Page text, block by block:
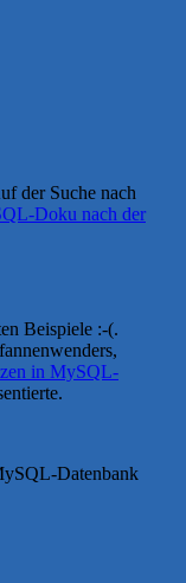
der Suche nach
Doku nach der
Beispiele :-(.
in MySQL-
Datenbank